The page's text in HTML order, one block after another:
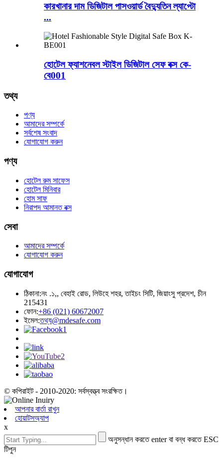
কারখানার দাম ডিজিটাল পাসওয়ার্ড বৈদ্যুতিন ল্যাপ্টো
...
হোটেল ফ্যাশনেবল স্টাইল ডিজিটাল সেফ বক্স কে-
বে001
তথ্য
পণ্য
আমাদের সম্পর্কে
সর্বশেষ সংবাদ
যোগাযোগ করুন
পণ্য
হোটেল রুম সাফেস
হোটেল মিনিবার
হোম সাফ
নিরাপদ আমানত বক্স
সেবা
আমাদের সম্পর্কে
যোগাযোগ করুন
যোগাযোগ
ঠিকানা:নং .১,, বেহাই রোড, লিউহে শহর, তাইচং সিটি, জিয়াংসু প্রদেশ, চীন
215431
ফোন:+86 (021) 60672007
ইমেল:তথ্য@mdesafe.com
© কপিরাইট - 2010-2020: সর্বস্বত্ত্ব সংরক্ষিত।
আপনার বার্তা রাখুন
হোয়াটসঅ্যাপ
x
অনুসন্ধান করতে enter বা বন্ধ করতে ESC
টিপুন